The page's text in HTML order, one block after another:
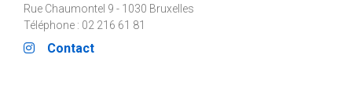
Rue Chaumontel 9 - 1030 Bruxelles
Téléphone : 02 216 61 81
Contact